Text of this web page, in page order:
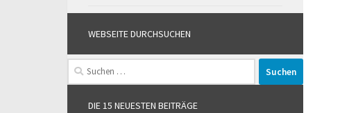
WEBSEITE DURCHSUCHEN
Suchen
nach:
DIE 15 NEUESTEN BEITRÄGE